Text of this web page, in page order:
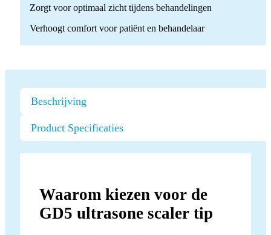
Zorgt voor optimaal zicht tijdens behandelingen
Verhoogt comfort voor patiënt en behandelaar
Beschrijving
Product Specificaties
Waarom kiezen voor de
GD5 ultrasone scaler tip